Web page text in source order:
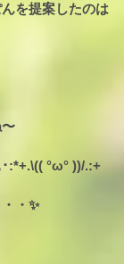
を提案したのは
:*+.\(( °ω° ))/.:+
・✨